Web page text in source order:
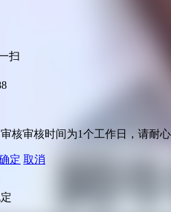
扫
核审核时间为1个工作日，请耐
定 取消